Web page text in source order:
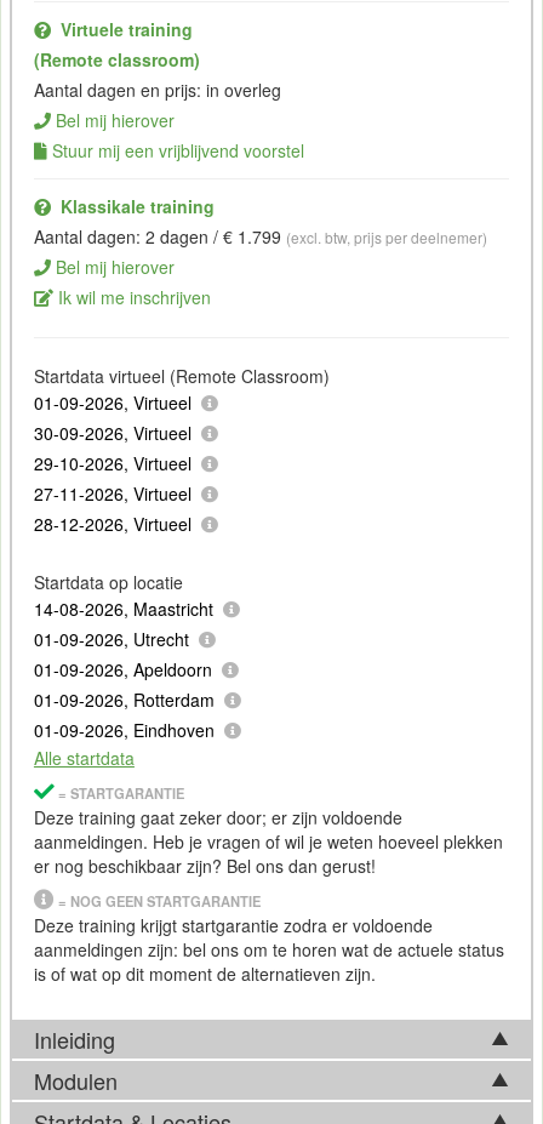
Virtuele training
(Remote classroom)
Aantal dagen en prijs: in overleg
Bel mij hierover
Stuur mij een vrijblijvend voorstel
Klassikale training
Aantal dagen: 2 dagen / € 1.799 (excl. btw, prijs per deelnemer)
Bel mij hierover
Ik wil me inschrijven
Startdata virtueel (Remote Classroom)
01-09-2026, Virtueel
30-09-2026, Virtueel
29-10-2026, Virtueel
27-11-2026, Virtueel
28-12-2026, Virtueel
Startdata op locatie
14-08-2026, Maastricht
01-09-2026, Utrecht
01-09-2026, Apeldoorn
01-09-2026, Rotterdam
01-09-2026, Eindhoven
Alle startdata
= STARTGARANTIE
Deze training gaat zeker door; er zijn voldoende
aanmeldingen. Heb je vragen of wil je weten hoeveel plekken
er nog beschikbaar zijn? Bel ons dan gerust!
= NOG GEEN STARTGARANTIE
Deze training krijgt startgarantie zodra er voldoende
aanmeldingen zijn: bel ons om te horen wat de actuele status
is of wat op dit moment de alternatieven zijn.
Inleiding
De training Codex richt zich op het slim en doelgericht
inzetten van OpenAI’s Codex als programmeerassistent
Modulen